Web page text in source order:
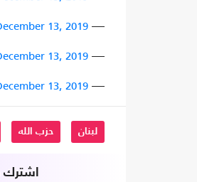
— Daniella Rammah ??? (@Daniell95196748)
13, 2019
— Tony Abi Najem (@tonyabinajem)
13, 2019
— Maen Abou Ajram (@maenabouajram)
13, 2019
لبنان حزب الله
اشترك